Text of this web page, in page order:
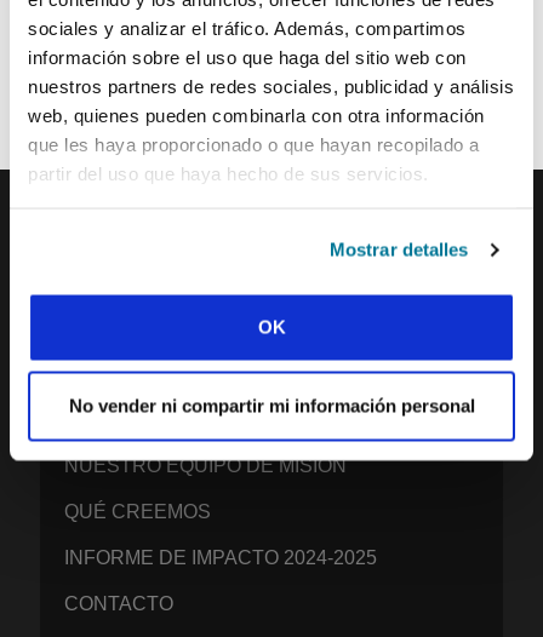
sociales y analizar el tráfico. Además, compartimos
información sobre el uso que haga del sitio web con
nuestros partners de redes sociales, publicidad y análisis
web, quienes pueden combinarla con otra información
que les haya proporcionado o que hayan recopilado a
partir del uso que haya hecho de sus servicios.
Mostrar detalles
OK
No vender ni compartir mi información personal
Cada semana, IFES envía un breve correo electrónico con historias
de los movimientos estudiantiles y el ministerio de IFES de todo el
mundo para inspirarte en tus oraciones.
¡Nos encantaría que te unieras a nosotros!
IFES · INTERNATIONAL FELLOWSHIP OF
NUESTRA VISIÓN GLOBAL
NUESTRO TRABAJO
LA HISTORIA DE IFES
NUESTRO EQUIPO DE MISIÓN
QUÉ CREEMOS
INFORME DE IMPACTO 2024-2025
CONTACTO